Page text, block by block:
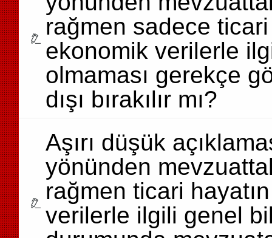
rağmen sadece
ekonomik verilerle
olmaması gerekçe
dışı bırakılır mı?
Aşırı düşük
yönünden
rağmen ticari
verilerle ilgili genel